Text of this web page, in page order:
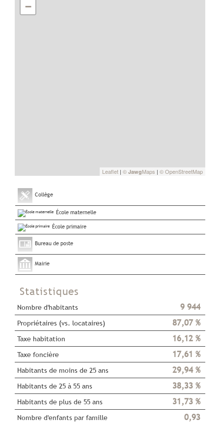
−
Leaflet | © JawgMaps | © OpenStreetMap
Collège
École maternelle
École primaire
Bureau de poste
Mairie
Statistiques
Nombre d'habitants 9 944
Propriétaires (vs. locataires) 87,07 %
Taxe habitation 16,12 %
Taxe foncière 17,61 %
Habitants de moins de 25 ans 29,94 %
Habitants de 25 à 55 ans 38,33 %
Habitants de plus de 55 ans 31,73 %
Nombre d'enfants par famille 0,93